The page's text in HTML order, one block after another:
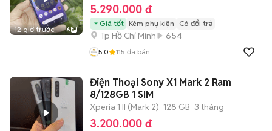
12 giờ trước 6
5.290.000 đ
Giá tốt Kèm phụ kiện Có đổi trả
Tp Hồ Chí Minh 654
5.0 115 đã bán
Điện Thoại Sony X1 Mark 2 Ram
8/128GB 1 SIM
Xperia 1 II (Mark 2) 128 GB 3 tháng
3.200.000 đ